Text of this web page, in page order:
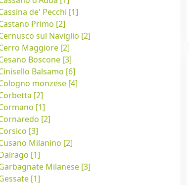
de' Pecchi [1]
Primo [2]
sul Naviglio [2]
Maggiore [2]
Boscone [3]
Balsamo [6]
monzese [4]
[2]
[1]
[2]
[3]
Milanino [2]
[1]
Milanese [3]
[1]